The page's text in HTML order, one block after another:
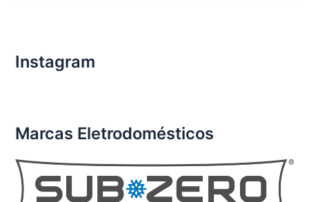
Instagram
Marcas Eletrodomésticos